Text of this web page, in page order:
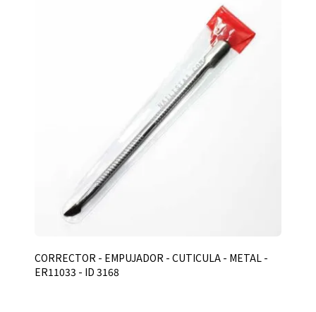
CORRECTOR - EMPUJADOR - CUTICULA - METAL -
ER11033 - ID 3168